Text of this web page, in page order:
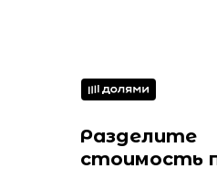
Разделите
стоимость